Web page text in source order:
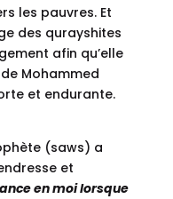
les pauvres. Et
des qurayshites
afin qu’elle
Mohammed
et endurante.
(saws) a
et
en moi lorsque